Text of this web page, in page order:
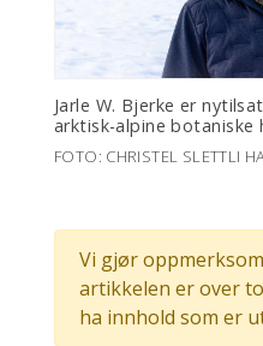
Jarle W. Bjerke er
arktisk-alpine botaniske
FOTO: CHRISTEL SLETTLI
Vi gjør
artikkelen er over
ha innhold som er